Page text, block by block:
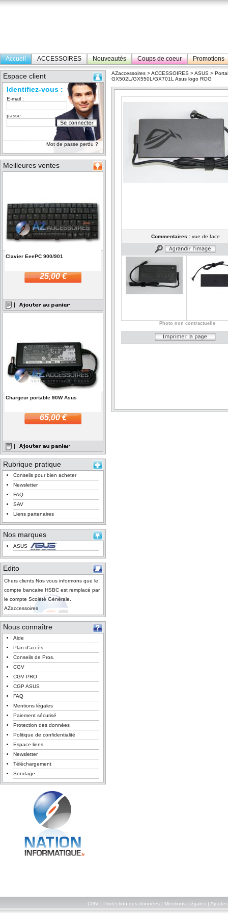
Accueil ACCESSOIRES Nouveautés Coups de coeur Promotions
Espace client
Identifiez-vous :
E-mail :
passe :
Mot de passe perdu ?
Meilleures ventes
Clavier EeePC 900/901
25,00 €
Chargeur portable 90W Asus
65,00 €
Rubrique pratique
Conseils pour bien acheter
Newsletter
FAQ
SAV
Liens partenaires
Nos marques
ASUS
Edito
Chers clients Nos vous informons que le
compte bancaire HSBC est remplacé par
le compte Scoiété Générale.
AZaccessoires
Nous connaître
Aide
Plan d'accès
Conseils de Pros.
CGV
CGV PRO
CGP ASUS
FAQ
Mentions légales
Paiement sécurisé
Protection des données
Politique de confidentialité
Espace liens
Newsletter
Téléchargement
Sondage ...
AZaccessoires >ACCESSOIRES >ASUS >
GX502L/GX550L/GX701L Asus logo ROG
Commentaires :vue de face
Photo non contractuelle
CGV Protection des données| Mentions Légales| Ajouter